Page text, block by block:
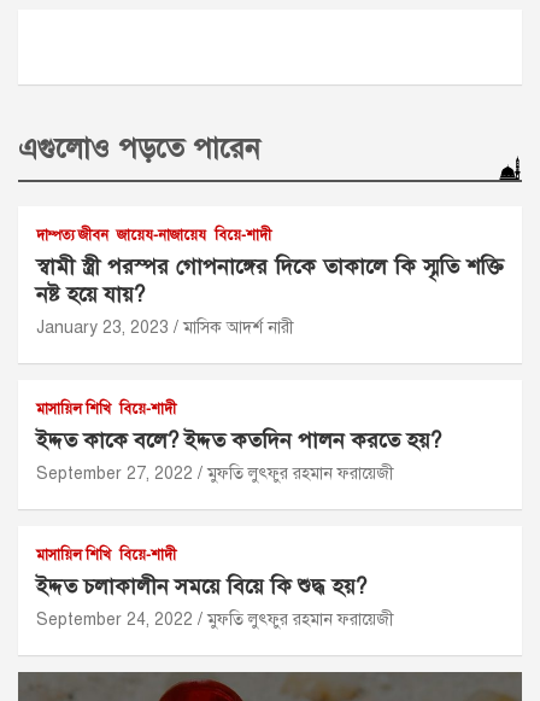
এগুলোও পড়তে পারেন
দাম্পত্য জীবন জায়েয-নাজায়েয বিয়ে-শাদী
স্বামী স্ত্রী পরস্পর গোপনাঙ্গের দিকে তাকালে কি স্মৃতি শক্তি
নষ্ট হয়ে যায়?
January 23, 2023 মাসিক আদর্শ নারী
মাসায়িল শিখি বিয়ে-শাদী
ইদ্দত কাকে বলে? ইদ্দত কতদিন পালন করতে হয়?
September 27, 2022 মুফতি লুৎফুর রহমান ফরায়েজী
মাসায়িল শিখি বিয়ে-শাদী
ইদ্দত চলাকালীন সময়ে বিয়ে কি শুদ্ধ হয়?
September 24, 2022 মুফতি লুৎফুর রহমান ফরায়েজী